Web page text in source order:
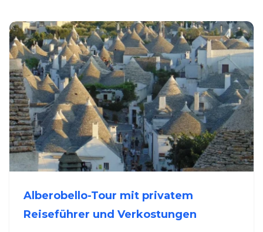
Alberobello-Tour mit privatem
Reiseführer und Verkostungen